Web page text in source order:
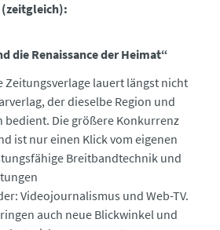
(zeitgleich):
die Renaissance der Heimat“
Zeitungsverlage lauert längst nicht
der dieselbe Region und
Die größere Konkurrenz
ist nur einen Klick vom eigenen
Breitbandtechnik und
Videojournalismus und Web-TV.
auch neue Blickwinkel und